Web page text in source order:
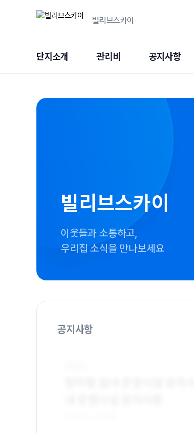
빌리브스카이
단지소개 관리비 공지사항
빌리브스카이
이웃들과 소통하고,
우리집 소식을 만나보세요
공지사항